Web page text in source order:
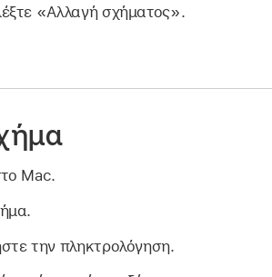
«Αλλαγή σχήματος».
Mac.
την πληκτρολόγηση.